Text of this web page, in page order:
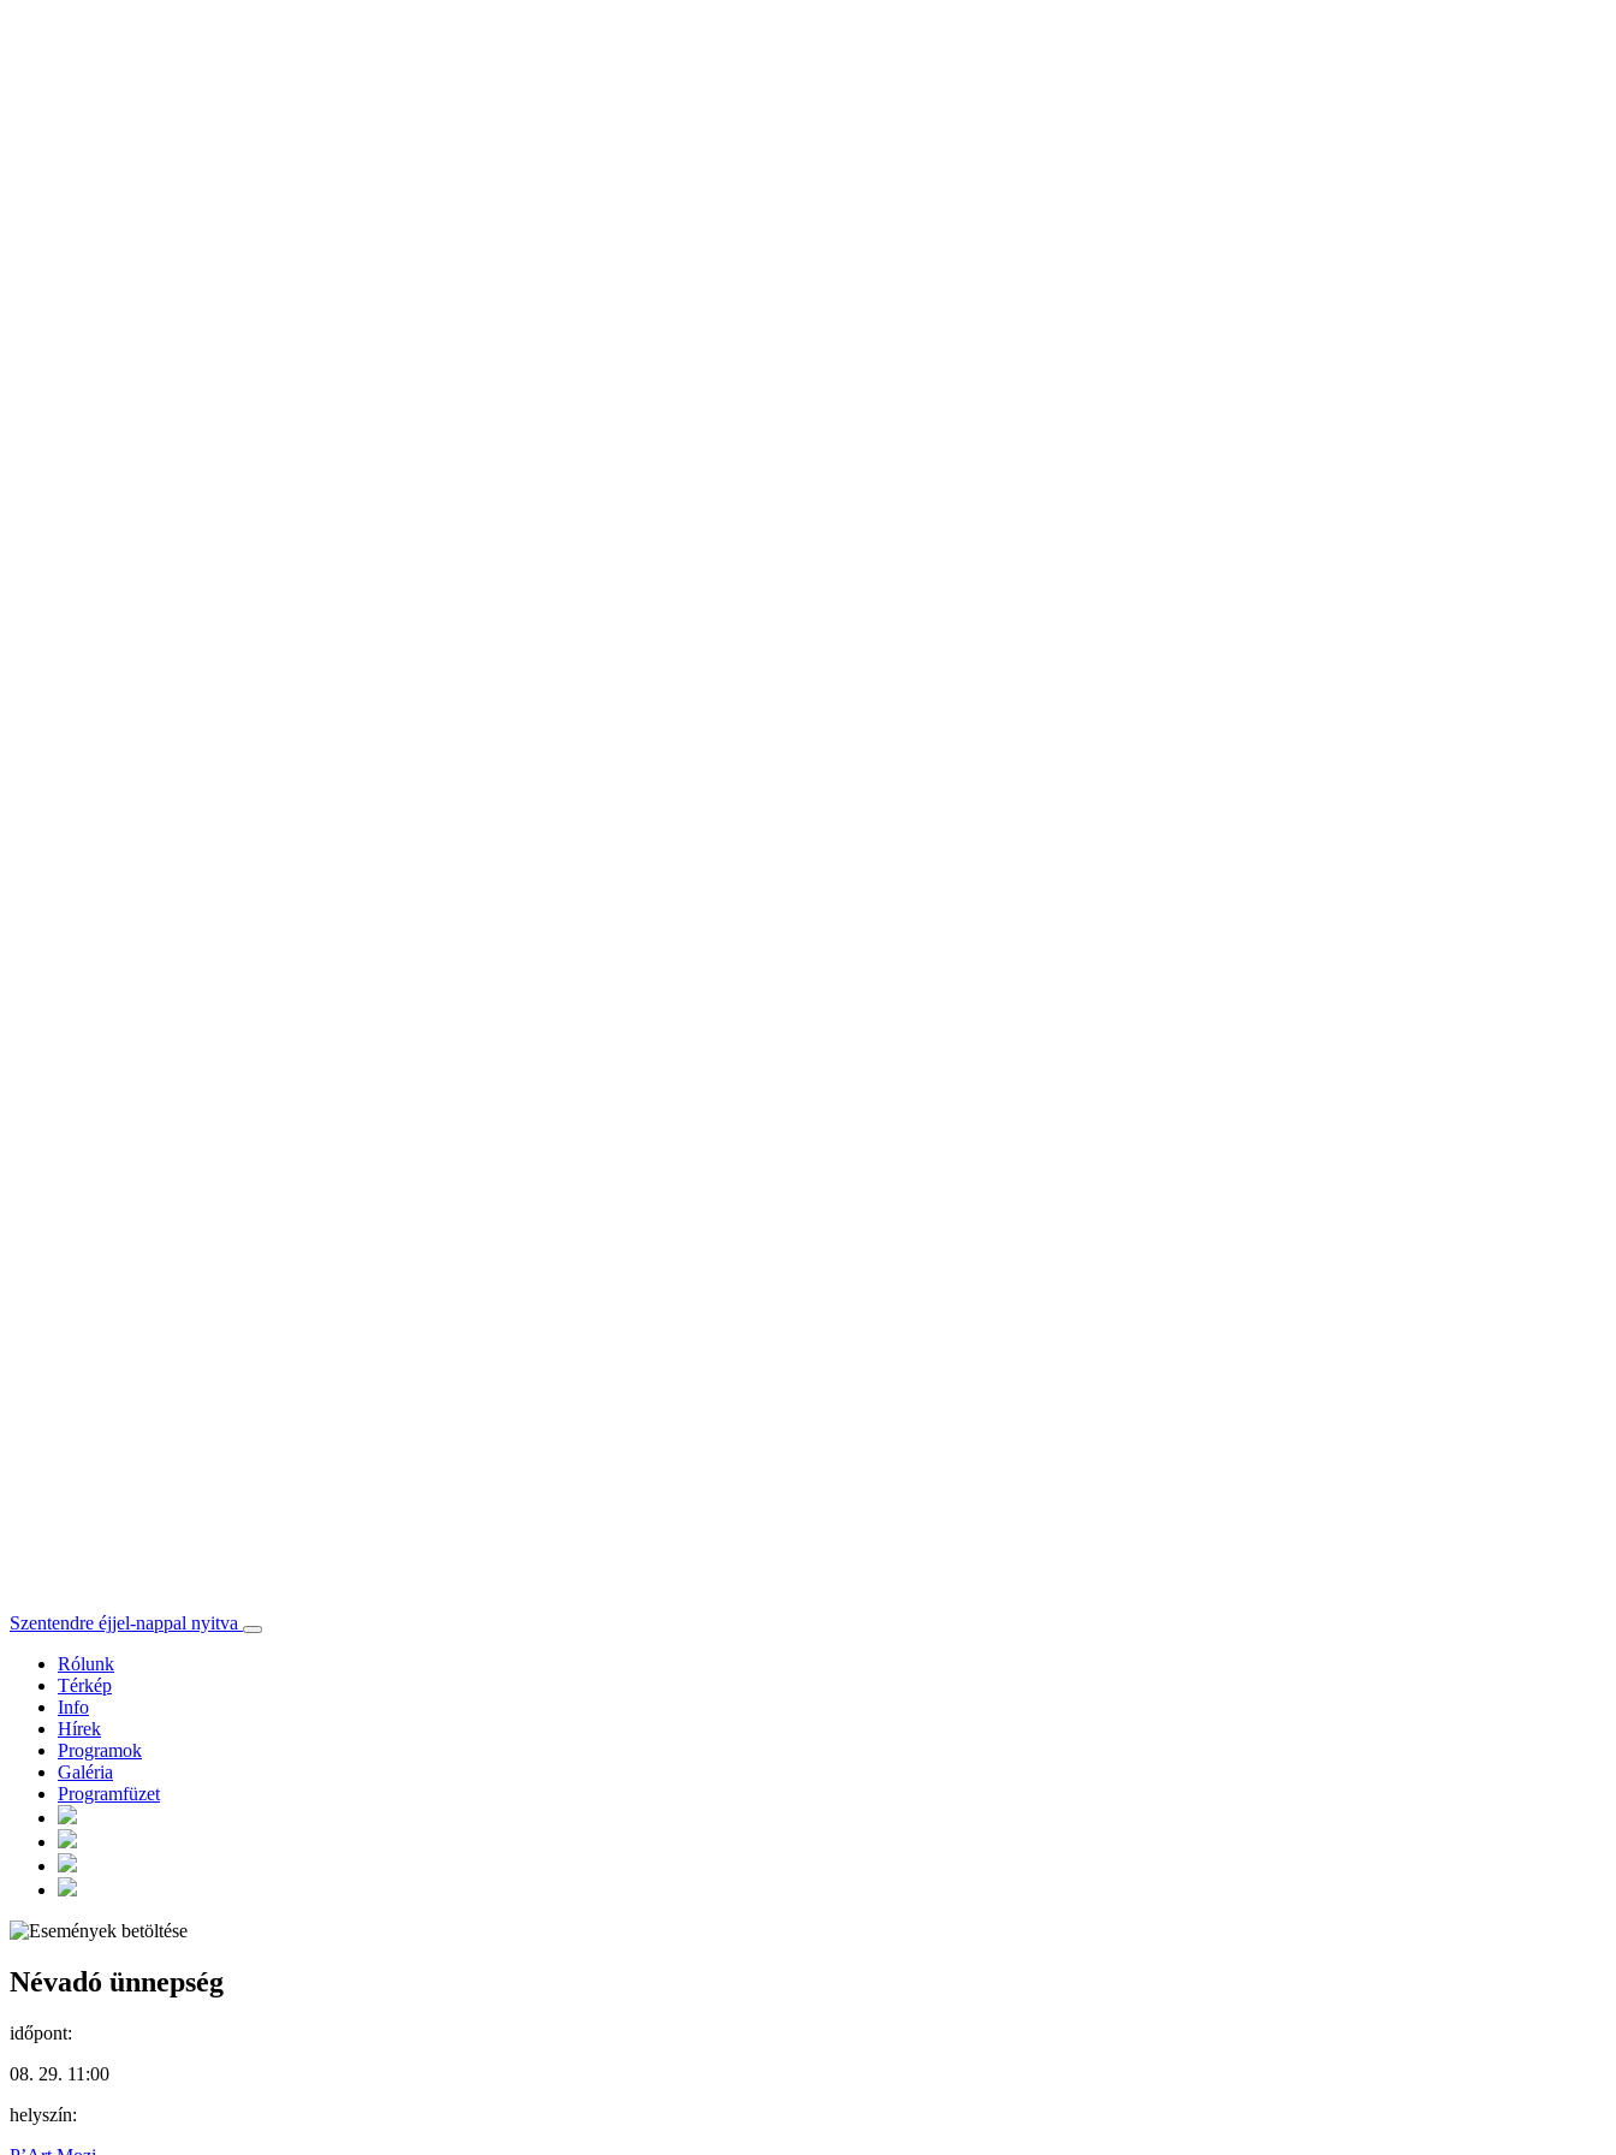
Szentendre éjjel-nappal nyitva
Rólunk
Térkép
Info
Hírek
Programok
Galéria
Programfüzet
Névadó ünnepség
időpont:
08. 29. 11:00
helyszín: